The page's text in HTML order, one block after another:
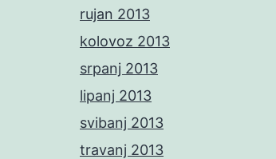
rujan 2013
kolovoz 2013
srpanj 2013
lipanj 2013
svibanj 2013
travanj 2013